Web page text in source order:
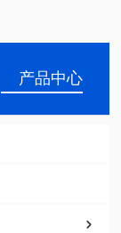
产品中心